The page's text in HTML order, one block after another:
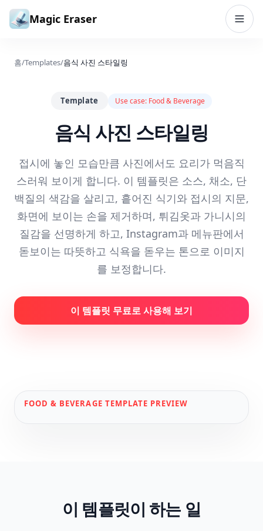
본문으로 건너뛰기
Magic Eraser
홈/Templates/음식 사진 스타일링
Template Use case: Food & Beverage
음식 사진 스타일링
접시에 놓인 모습만큼 사진에서도 요리가 먹음직
스러워 보이게 합니다. 이 템플릿은 소스, 채소, 단
백질의 색감을 살리고, 흩어진 식기와 접시의 지문,
화면에 보이는 손을 제거하며, 튀김옷과 가니시의
질감을 선명하게 하고, Instagram과 메뉴판에서
돋보이는 따뜻하고 식욕을 돋우는 톤으로 이미지
를 보정합니다.
이 템플릿 무료로 사용해 보기
FOOD & BEVERAGE TEMPLATE PREVIEW
이 템플릿이 하는 일